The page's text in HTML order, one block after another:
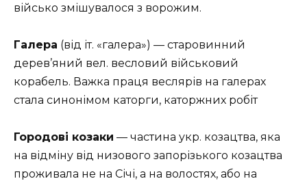
військо змішувалося з ворожим.
Галера (від іт. «галера») — старовинний
дерев’яний вел. весловий військовий
корабель. Важка праця веслярів на галерах
стала синонімом каторги, каторжних робіт
Городові козаки — частина укр. козацтва, яка
на відміну від низового запорізького козацтва
проживала не на Січі, а на волостях, або на